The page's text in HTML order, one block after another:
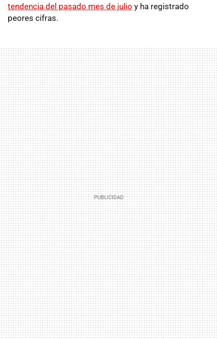
tendencia del pasado mes de julio y ha registrado
peores cifras.